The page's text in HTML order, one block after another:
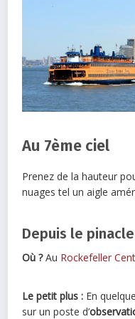
Au 7ème ciel
Prenez de la hauteur
nuages tel un aigle
Depuis le
Où ?Au Rockefeller
Le petit plus : En
sur un poste d’